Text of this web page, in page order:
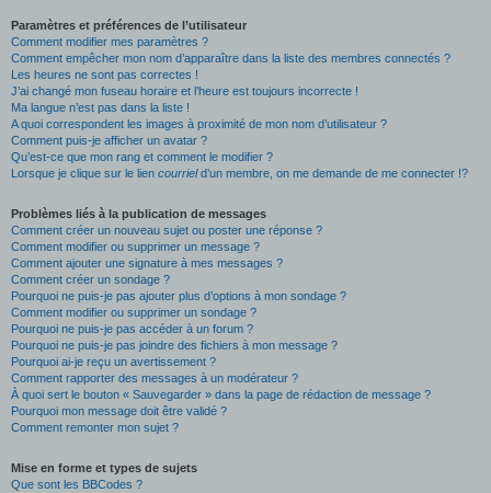
Paramètres et préférences de l’utilisateur
Comment modifier mes paramètres ?
Comment empêcher mon nom d’apparaître dans la liste des membres connectés ?
Les heures ne sont pas correctes !
J’ai changé mon fuseau horaire et l’heure est toujours incorrecte !
Ma langue n’est pas dans la liste !
A quoi correspondent les images à proximité de mon nom d’utilisateur ?
Comment puis-je afficher un avatar ?
Qu’est-ce que mon rang et comment le modifier ?
Lorsque je clique sur le lien courrield’un membre, on me demande de me connecter !?
Problèmes liés à la publication de messages
Comment créer un nouveau sujet ou poster une réponse ?
Comment modifier ou supprimer un message ?
Comment ajouter une signature à mes messages ?
Comment créer un sondage ?
Pourquoi ne puis-je pas ajouter plus d’options à mon sondage ?
Comment modifier ou supprimer un sondage ?
Pourquoi ne puis-je pas accéder à un forum ?
Pourquoi ne puis-je pas joindre des fichiers à mon message ?
Pourquoi ai-je reçu un avertissement ?
Comment rapporter des messages à un modérateur ?
À quoi sert le bouton « Sauvegarder » dans la page de rédaction de message ?
Pourquoi mon message doit être validé ?
Comment remonter mon sujet ?
Mise en forme et types de sujets
Que sont les BBCodes ?